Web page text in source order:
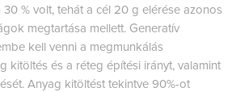
% volt, tehát a cél 20 g elérése azonos
megtartása mellett. Generatív
kell venni a megmunkálás
kitöltés és a réteg építési irányt, valamint
Anyag kitöltést tekintve 90%-ot